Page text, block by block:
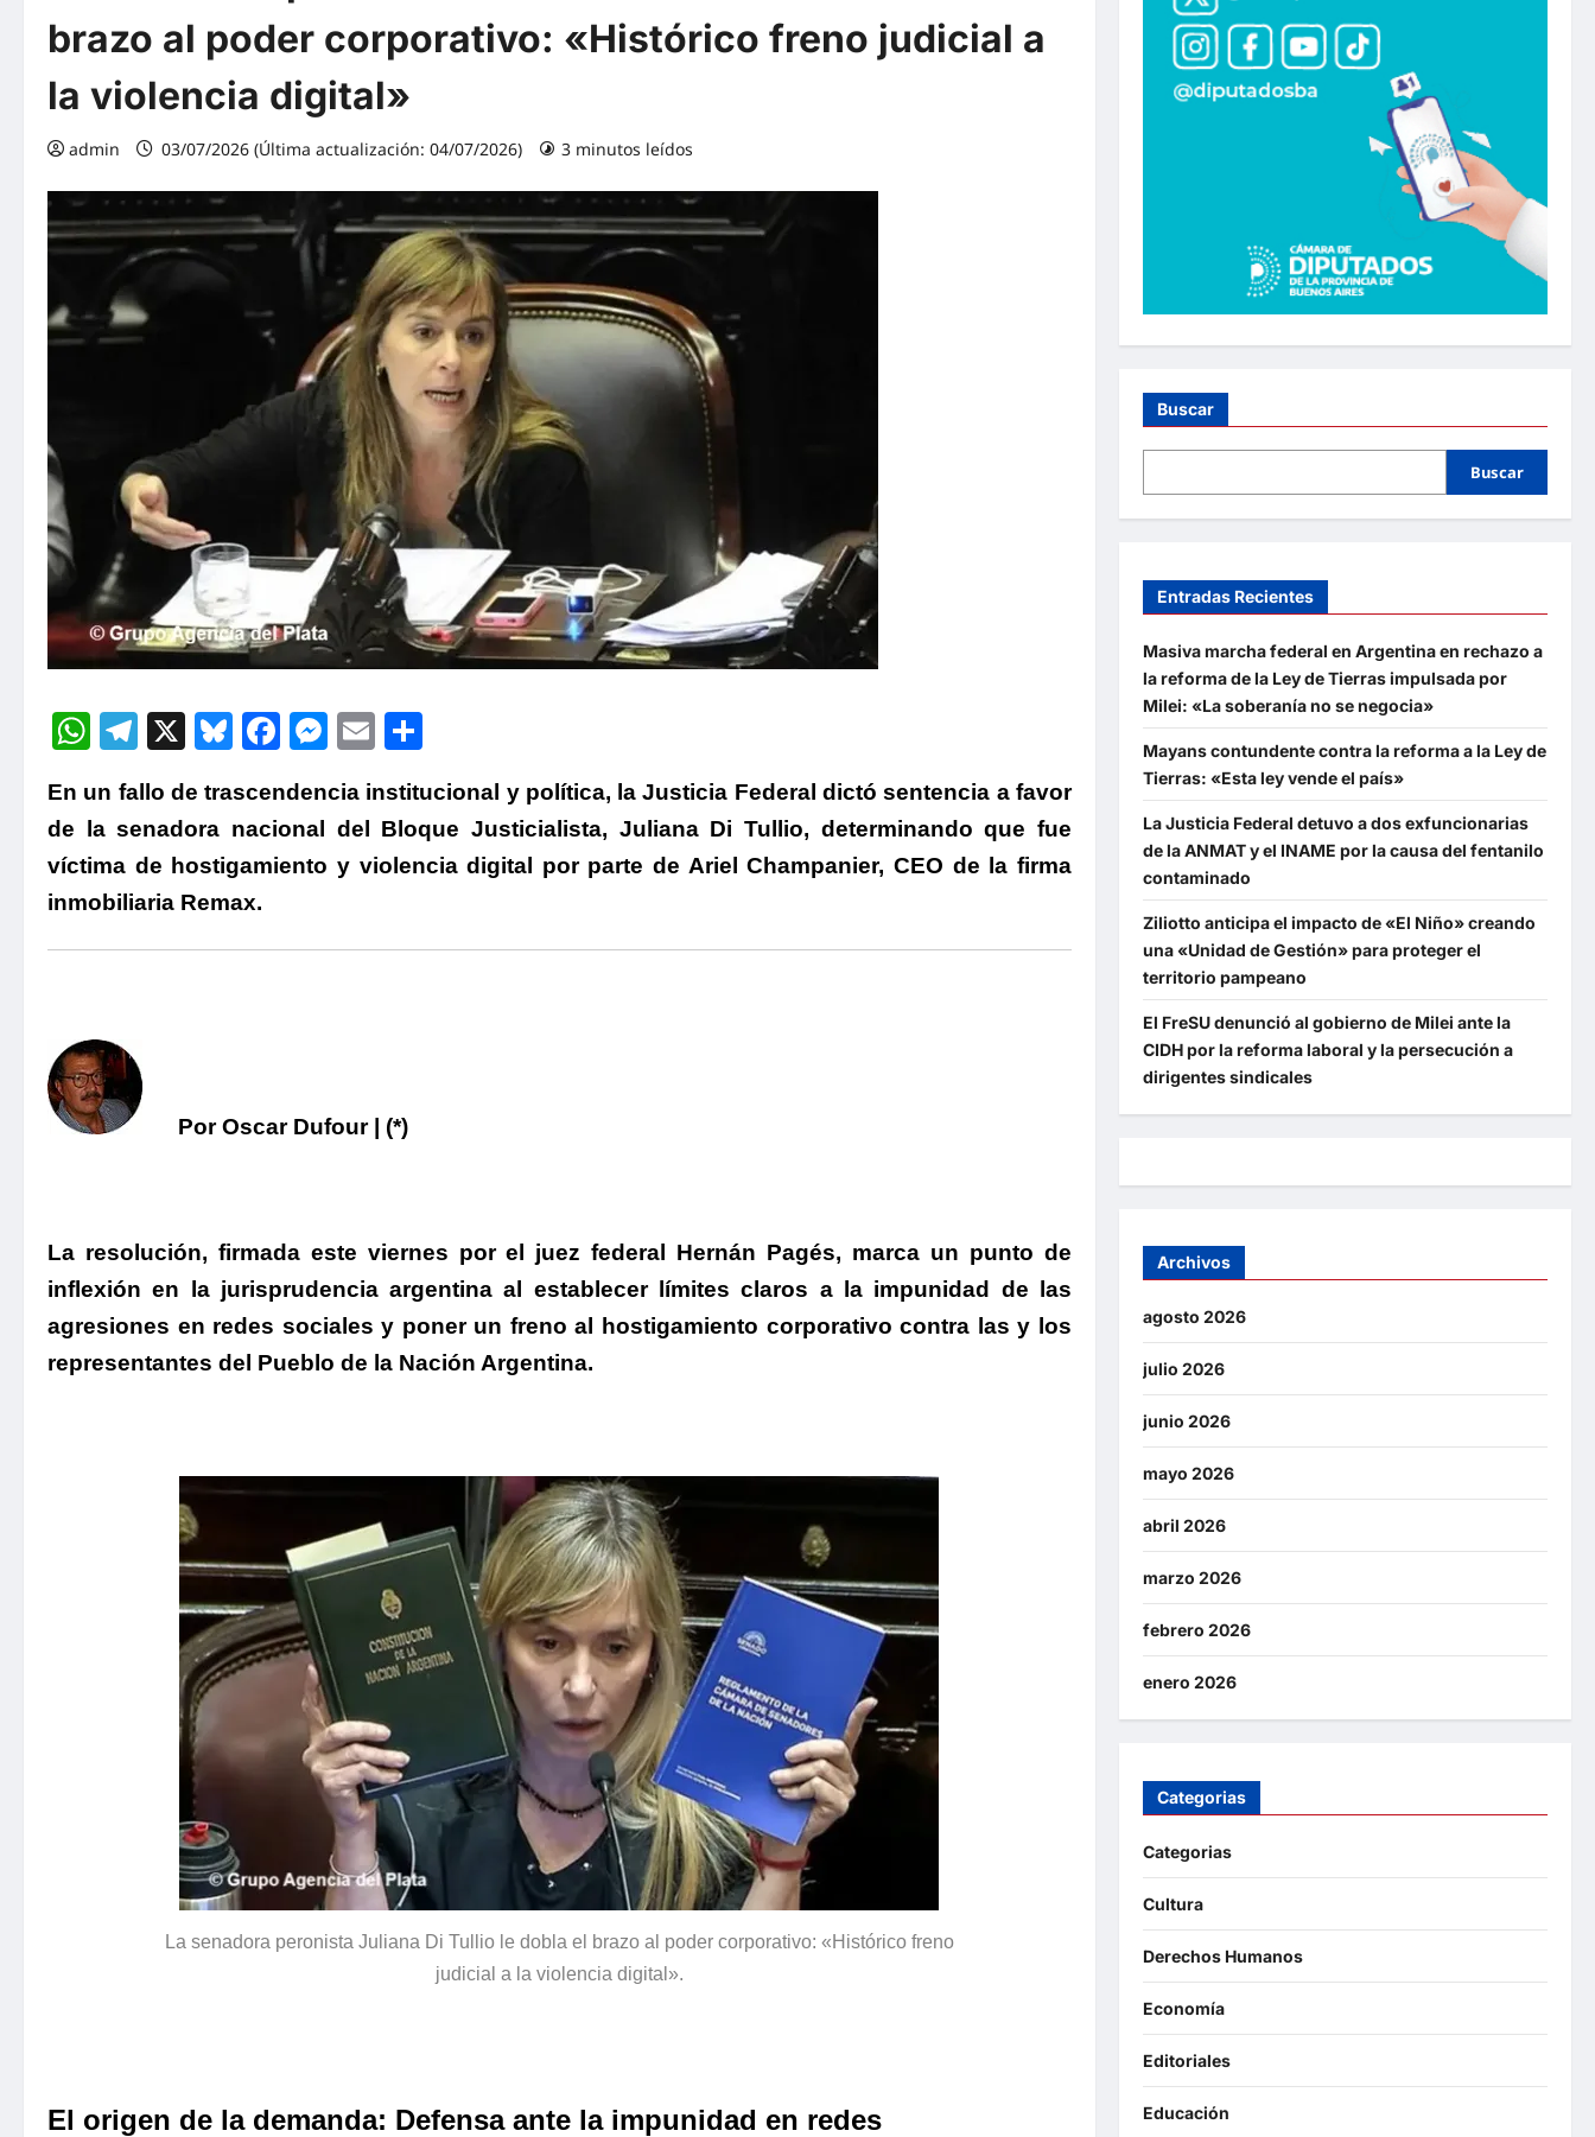
brazo al poder corporativo: «Histórico freno judicial a
la violencia digital»
admin 03/07/2026 (Última actualización: 04/07/2026) 3 minutos leídos
WhatsApp
Telegram
X Bluesky
Facebook
Messenger
Email
En un fallo de trascendencia institucional y política, laJusticia Federal dictó sentencia a favor
de la senadora nacional del Bloque Justicialista, Juliana Di Tullio, determinando que fue
víctima de hostigamiento y violencia digital por parte de Ariel Champanier, CEO de la firma
inmobiliaria Remax.
Por Oscar Dufour | (*)
La resolución, firmada este viernes por el juez federal Hernán Pagés, marca un punto de
inflexión en la jurisprudencia argentina al establecer límites claros a la impunidad de las
agresiones en redes sociales y poner un freno al hostigamiento corporativo contra las y los
representantes del Pueblo de la Nación Argentina.
La senadora peronista Juliana Di Tullio le dobla el brazo al poder corporativo: «Histórico freno
judicial a la violencia digital».
El origen de la demanda: Defensa ante la impunidad en redes
Buscar
Buscar
Entradas Recientes
Masiva marcha federal en Argentina en rechazo a
la reforma de la Ley de Tierras impulsada por
Milei: «La soberanía no se negocia»
Mayans contundente contra la reforma a la Ley de
Tierras: «Esta ley vende el país»
La Justicia Federal detuvo a dos exfuncionarias
de la ANMAT y el INAME por la causa del fentanilo
contaminado
Ziliotto anticipa el impacto de «El Niño» creando
una «Unidad de Gestión» para proteger el
territorio pampeano
El FreSU denunció al gobierno de Milei ante la
CIDH por la reforma laboral y la persecución a
dirigentes sindicales
Archivos
agosto 2026
julio 2026
junio 2026
mayo 2026
abril 2026
marzo 2026
febrero 2026
enero 2026
Categorias
Categorias
Cultura
Derechos Humanos
Economía
Editoriales
Educación